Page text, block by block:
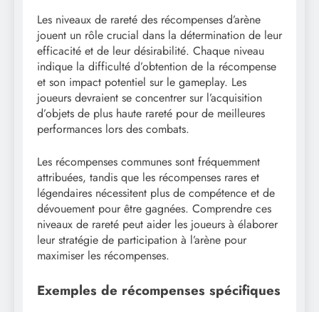
Les niveaux de rareté des récompenses d’arène
jouent un rôle crucial dans la détermination de leur
efficacité et de leur désirabilité. Chaque niveau
indique la difficulté d’obtention de la récompense
et son impact potentiel sur le gameplay. Les
joueurs devraient se concentrer sur l’acquisition
d’objets de plus haute rareté pour de meilleures
performances lors des combats.
Les récompenses communes sont fréquemment
attribuées, tandis que les récompenses rares et
légendaires nécessitent plus de compétence et de
dévouement pour être gagnées. Comprendre ces
niveaux de rareté peut aider les joueurs à élaborer
leur stratégie de participation à l’arène pour
maximiser les récompenses.
Exemples de récompenses spécifiques